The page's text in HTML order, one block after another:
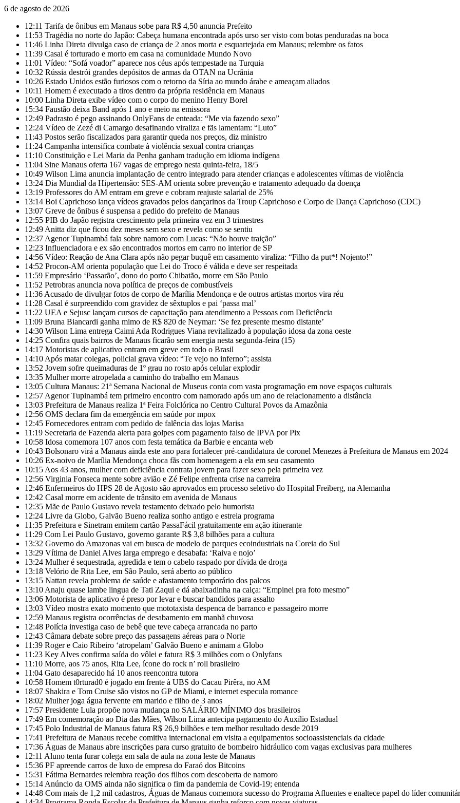
6 de agosto de 2026
12:11 Tarifa de ônibus em Manaus sobe para R$ 4,50 anuncia Prefeito
11:53 Tragédia no norte do Japão: Cabeça humana encontrada após urso ser visto com botas penduradas na boca
11:46 Linha Direta divulga caso de criança de 2 anos morta e esquartejada em Manaus; relembre os fatos
11:39 Casal é torturado e morto em casa na comunidade Mundo Novo
11:01 Vídeo: “Sofá voador” aparece nos céus após tempestade na Turquia
10:32 Rússia destrói grandes depósitos de armas da OTAN na Ucrânia
10:26 Estado Unidos estão furiosos com o retorno da Síria ao mundo árabe e ameaçam aliados
10:11 Homem é executado a tiros dentro da própria residência em Manaus
10:00 Linha Direta exibe vídeo com o corpo do menino Henry Borel
15:34 Faustão deixa Band após 1 ano e meio na emissora
12:49 Padrasto é pego assinando OnlyFans de enteada: “Me via fazendo sexo”
12:24 Vídeo de Zezé di Camargo desafinando viraliza e fãs lamentam: “Luto”
11:43 Postos serão fiscalizados para garantir queda nos preços, diz ministro
11:24 Campanha intensifica combate à violência sexual contra crianças
11:10 Constituição e Lei Maria da Penha ganham tradução em idioma indígena
11:04 Sine Manaus oferta 167 vagas de emprego nesta quinta-feira, 18/5
10:49 Wilson Lima anuncia implantação de centro integrado para atender crianças e adolescentes vítimas de violência
13:24 Dia Mundial da Hipertensão: SES-AM orienta sobre prevenção e tratamento adequado da doença
13:19 Professores do AM entram em greve e cobram reajuste salarial de 25%
13:14 Boi Caprichoso lança vídeos gravados pelos dançarinos da Troup Caprichoso e Corpo de Dança Caprichoso (CDC)
13:07 Greve de ônibus é suspensa a pedido do prefeito de Manaus
12:55 PIB do Japão registra crescimento pela primeira vez em 3 trimestres
12:49 Anitta diz que ficou dez meses sem sexo e revela como se sentiu
12:37 Agenor Tupinambá fala sobre namoro com Lucas: “Não houve traição”
12:23 Influenciadora e ex são encontrados mortos em carro no interior de SP
14:56 Vídeo: Reação de Ana Clara após não pegar buquê em casamento viraliza: “Filho da put*! Nojento!”
14:52 Procon-AM orienta população que Lei do Troco é válida e deve ser respeitada
11:59 Empresário ‘Passarão’, dono do porto Chibatão, morre em São Paulo
11:52 Petrobras anuncia nova política de preços de combustíveis
11:36 Acusado de divulgar fotos de corpo de Marília Mendonça e de outros artistas mortos vira réu
11:28 Casal é surpreendido com gravidez de sêxtuplos e pai ‘passa mal’
11:22 UEA e Sejusc lançam cursos de capacitação para atendimento a Pessoas com Deficiência
11:09 Bruna Biancardi ganha mimo de R$ 820 de Neymar: ‘Se fez presente mesmo distante’
14:30 Wilson Lima entrega Caimi Ada Rodrigues Viana revitalizado à população idosa da zona oeste
14:25 Confira quais bairros de Manaus ficarão sem energia nesta segunda-feira (15)
14:17 Motoristas de aplicativo entram em greve em todo o Brasil
14:10 Após matar colegas, policial grava vídeo: “Te vejo no inferno”; assista
13:52 Jovem sofre queimaduras de 1º grau no rosto após celular explodir
13:35 Mulher morre atropelada a caminho do trabalho em Manaus
13:05 Cultura Manaus: 21ª Semana Nacional de Museus conta com vasta programação em nove espaços culturais
12:57 Agenor Tupinambá tem primeiro encontro com namorado após um ano de relacionamento a distância
13:03 Prefeitura de Manaus realiza 1ª Feira Folclórica no Centro Cultural Povos da Amazônia
12:56 OMS declara fim da emergência em saúde por mpox
12:45 Fornecedores entram com pedido de falência das lojas Marisa
11:19 Secretaria de Fazenda alerta para golpes com pagamento falso de IPVA por Pix
10:58 Idosa comemora 107 anos com festa temática da Barbie e encanta web
10:43 Bolsonaro virá a Manaus ainda este ano para fortalecer pré-candidatura de coronel Menezes à Prefeitura de Manaus em 2024
10:26 Ex-noivo de Marília Mendonça choca fãs com homenagem a ela em seu casamento
10:15 Aos 43 anos, mulher com deficiência contrata jovem para fazer sexo pela primeira vez
12:56 Virginia Fonseca mente sobre avião e Zé Felipe enfrenta crise na carreira
12:46 Enfermeiros do HPS 28 de Agosto são aprovados em processo seletivo do Hospital Freiberg, na Alemanha
12:42 Casal morre em acidente de trânsito em avenida de Manaus
12:35 Mãe de Paulo Gustavo revela testamento deixado pelo humorista
12:24 Livre da Globo, Galvão Bueno realiza sonho antigo e estreia programa
11:35 Prefeitura e Sinetram emitem cartão PassaFácil gratuitamente em ação itinerante
11:29 Com Lei Paulo Gustavo, governo garante R$ 3,8 bilhões para a cultura
13:32 Governo do Amazonas vai em busca de modelo de parques ecoindustriais na Coreia do Sul
13:29 Vítima de Daniel Alves larga emprego e desabafa: ‘Raiva e nojo’
13:24 Mulher é sequestrada, agredida e tem o cabelo raspado por dívida de droga
13:18 Velório de Rita Lee, em São Paulo, será aberto ao público
13:15 Nattan revela problema de saúde e afastamento temporário dos palcos
13:10 Anaju quase lambe lingua de Tati Zaqui e dá abaixadinha na calça: “Empinei pra foto mesmo”
13:06 Motorista de aplicativo é preso por levar e buscar bandidos para assalto
13:03 Vídeo mostra exato momento que mototaxista despenca de barranco e passageiro morre
12:59 Manaus registra ocorrências de desabamento em manhã chuvosa
12:48 Polícia investiga caso de bebê que teve cabeça arrancada no parto
12:43 Câmara debate sobre preço das passagens aéreas para o Norte
11:39 Roger e Caio Ribeiro ‘atropelam’ Galvão Bueno e animam a Globo
11:23 Key Alves confirma saída do vôlei e fatura R$ 3 milhões com o Onlyfans
11:10 Morre, aos 75 anos, Rita Lee, ícone do rock n’ roll brasileiro
11:04 Gato desaparecido há 10 anos reencontra tutora
10:58 Homem t0rturad0 é jogado em frente à UBS do Cacau Pirêra, no AM
18:07 Shakira e Tom Cruise são vistos no GP de Miami, e internet especula romance
18:02 Mulher joga água fervente em marido e filho de 3 anos
17:57 Presidente Lula propõe nova mudança no SALÁRIO MÍNIMO dos brasileiros
17:49 Em comemoração ao Dia das Mães, Wilson Lima antecipa pagamento do Auxílio Estadual
17:45 Polo Industrial de Manaus fatura R$ 26,9 bilhões e tem melhor resultado desde 2019
17:41 Prefeitura de Manaus recebe comitiva internacional em visita a equipamentos socioassistenciais da cidade
17:36 Águas de Manaus abre inscrições para curso gratuito de bombeiro hidráulico com vagas exclusivas para mulheres
12:11 Aluno tenta furar colega em sala de aula na zona leste de Manaus
15:36 PF apreende carros de luxo de empresa do Faraó dos Bitcoins
15:31 Fátima Bernardes relembra reação dos filhos com descoberta de namoro
15:14 Anúncio da OMS ainda não significa o fim da pandemia de Covid-19; entenda
14:48 Com mais de 1,2 mil cadastros, Águas de Manaus comemora sucesso do Programa Afluentes e enaltece papel do líder